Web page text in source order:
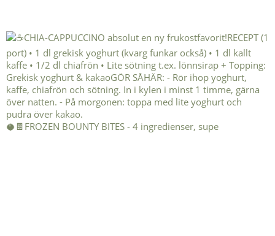
🥥🍫FROZEN BOUNTY BITES - 4 ingredienser, supe